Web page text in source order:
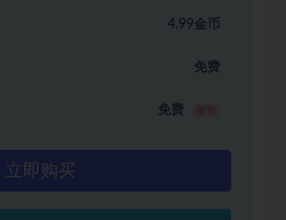
4.99金币
免费
免费
立即购买